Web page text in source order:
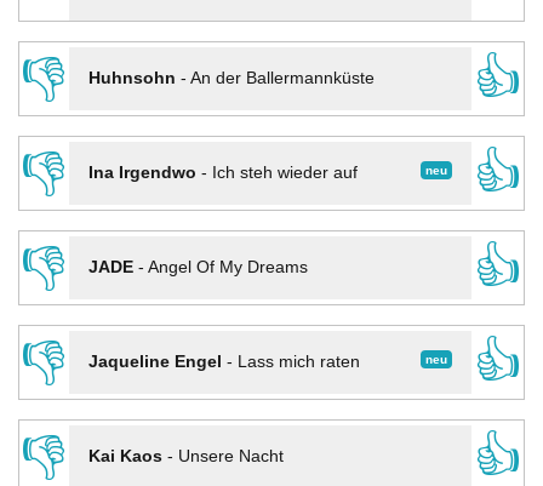
👎
Huhnsohn - An der Ballermannküste
👍
👎
neu
Ina Irgendwo - Ich steh wieder auf
👍
👎
JADE- Angel Of My Dreams
👍
👎
neu
Jaqueline Engel - Lass mich raten
👍
👎
Kai Kaos- Unsere Nacht
👍